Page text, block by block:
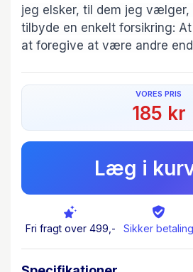
jeg elsker, til dem jeg vælger,
tilbyde en enkelt forsikring:
at foregive at være andre
Den italienske forfatter
reflekterer i sin sidste bog -
dikteret fra sygesengen -
spørgsmål og diskussioner,
allermest på sinde, både
personligt, livet igennem:
adoption og selvvalgte familier.
Hun undersøger hvilke
VORES PRIS
185 kr
Læg i
Fri fragt over 499,- Sikker betaling